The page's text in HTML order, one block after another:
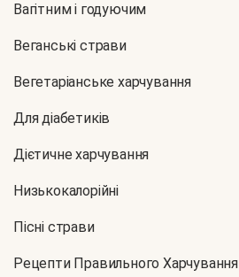
Вагітним і годуючим
Веганські страви
Вегетаріанське харчування
Для діабетиків
Дієтичне харчування
Низькокалорійні
Пісні страви
Рецепти Правильного Харчування